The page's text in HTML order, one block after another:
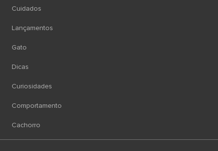
Cuidados
Lançamentos
Gato
Dicas
Curiosidades
Comportamento
Cachorro